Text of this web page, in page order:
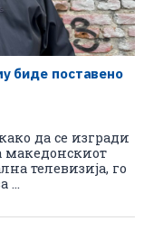
биде поставено
да се изгради
македонскиот
телевизија, го